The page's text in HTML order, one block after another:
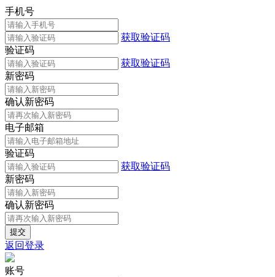
手机号
获取验证码
验证码
获取验证码
新密码
确认新密码
电子邮箱
验证码
获取验证码
新密码
确认新密码
返回登录
账号